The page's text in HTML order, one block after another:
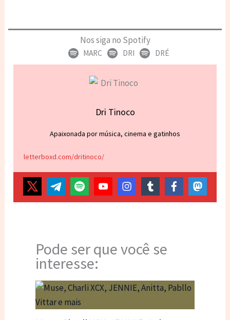
Nos siga no Spotify
MARC DRI DRÉ
Dri Tinoco
Apaixonada por música, cinema e gatinhos
letterboxd.com/dritinoco/
Pode ser que você se
interesse: